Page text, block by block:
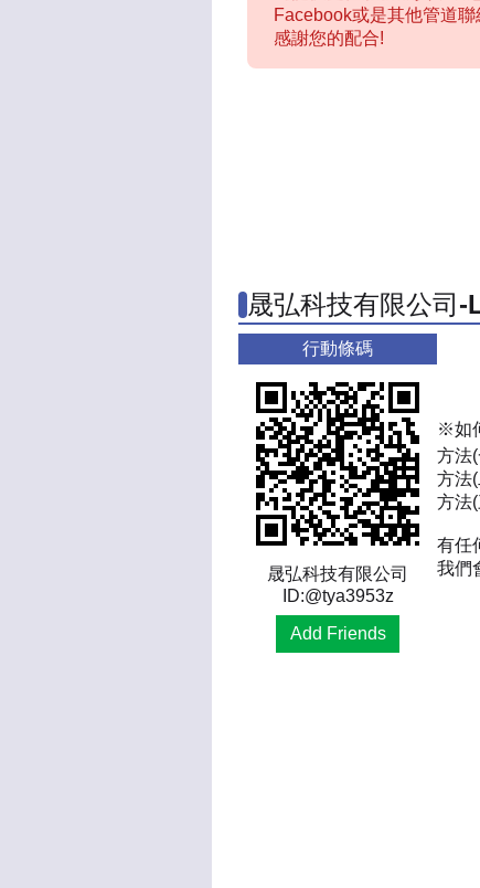
Facebook或是其他管道
感謝您的配合!
晟弘科技有限公司-
行動條碼
晟弘科技有限公司
ID:@tya3953z
Add Friends
※如
方法
方法
方法
有任
我們